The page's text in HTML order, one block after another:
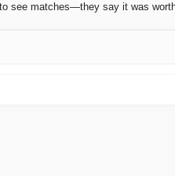
see matches—they say it was